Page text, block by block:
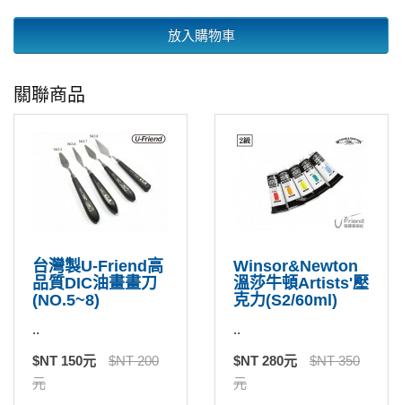
放入購物車
關聯商品
台灣製U-Friend高
品質DIC油畫畫刀
(NO.5~8)
..
$NT 150元
$NT 200
元
Winsor&Newton
溫莎牛頓Artists'壓
克力(S2/60ml)
..
$NT 280元
$NT 350
元